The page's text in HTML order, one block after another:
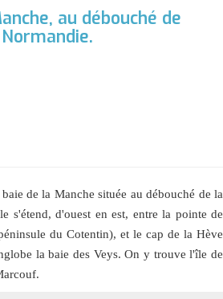
au débouché de
baie de la Manche située au débouché de la
s'étend, d'ouest en est, entre la pointe de
du Cotentin), et le cap de la Hève
la baie des Veys. On y trouve l'île de